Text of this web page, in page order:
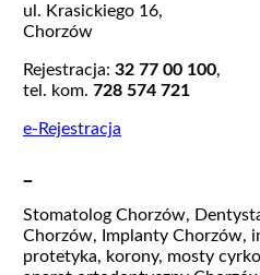
ul. Krasickiego 16,
Chorzów
Rejestracja: 32 77 00 100,
tel. kom. 728 574 721
e-Rejestracja
Stomatolog Chorzów,
Chorzów, Implanty Chorzów,
protetyka, korony, mosty